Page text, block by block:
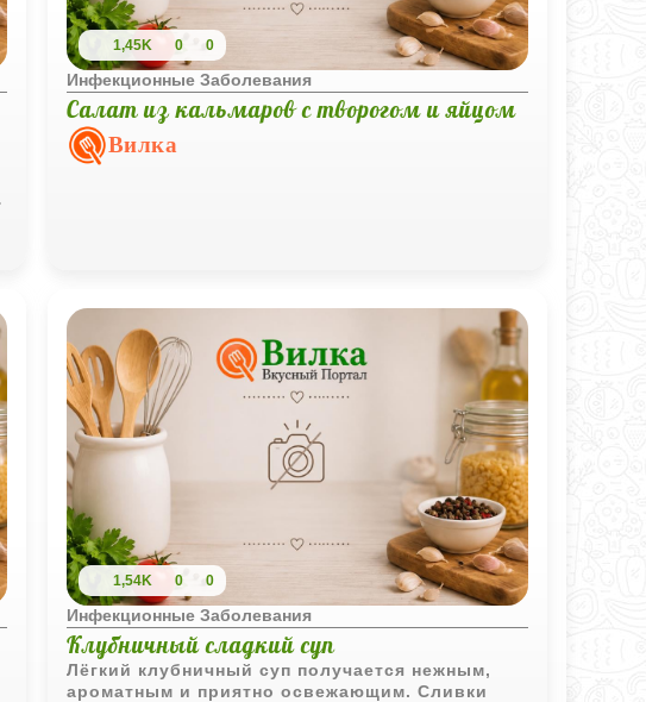
1,45K 0 0
Инфекционные Заболевания
Салат из кальмаров с творогом и яйцом
Вилка
1,54K 0 0
Инфекционные Заболевания
Клубничный сладкий суп
Лёгкий клубничный суп получается нежным,
ароматным и приятно освежающим. Сливки